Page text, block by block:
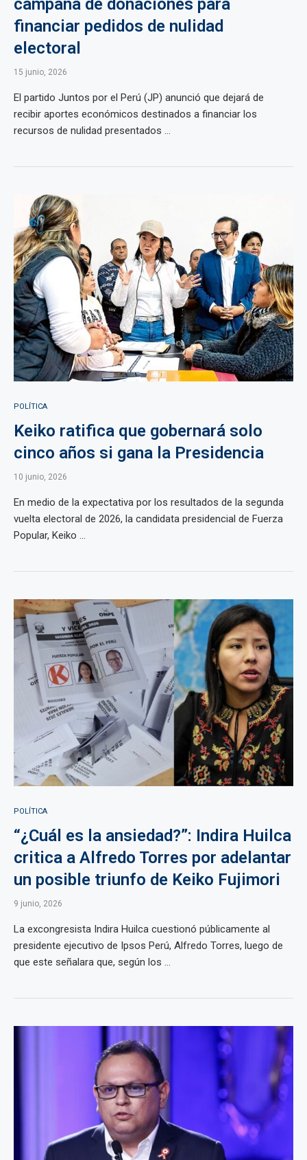
campaña de donaciones para
financiar pedidos de nulidad
electoral
15 junio, 2026
El partido Juntos por el Perú (JP) anunció que dejará de
recibir aportes económicos destinados a financiar los
recursos de nulidad presentados ...
POLÍTICA
Keiko ratifica que gobernará solo
cinco años si gana la Presidencia
10 junio, 2026
En medio de la expectativa por los resultados de la segunda
vuelta electoral de 2026, la candidata presidencial de Fuerza
Popular, Keiko ...
POLÍTICA
“¿Cuál es la ansiedad?”: Indira Huilca
critica a Alfredo Torres por adelantar
un posible triunfo de Keiko Fujimori
9 junio, 2026
La excongresista Indira Huilca cuestionó públicamente al
presidente ejecutivo de Ipsos Perú, Alfredo Torres, luego de
que este señalara que, según los ...